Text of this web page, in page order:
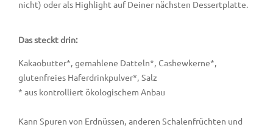
nicht) oder als Highlight auf Deiner nächsten Dessertplatte.
Das steckt drin:
Kakaobutter*, gemahlene Datteln*, Cashewkerne*,
glutenfreies Haferdrinkpulver*, Salz
* aus kontrolliert ökologischem Anbau
Kann Spuren von Erdnüssen, anderen Schalenfrüchten und